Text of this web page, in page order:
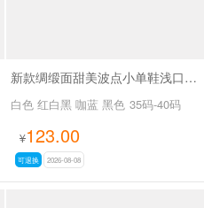
新款绸缎面甜美波点小单鞋浅口小单鞋SA8135
白色 红白黑 咖蓝 黑色 35码-40码
¥123.00
可退换 2026-08-08